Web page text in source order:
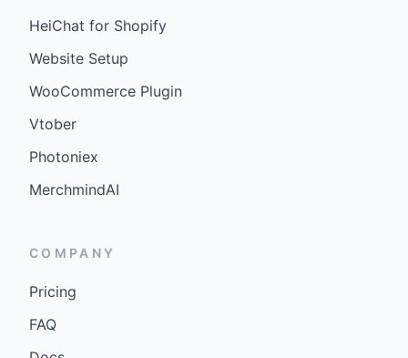
HeiChat for Shopify
Website Setup
WooCommerce Plugin
Vtober
Photoniex
MerchmindAI
COMPANY
Pricing
FAQ